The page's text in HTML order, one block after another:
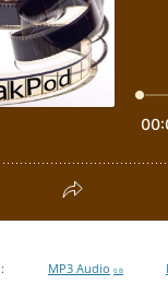
MP3 Audio 0 B